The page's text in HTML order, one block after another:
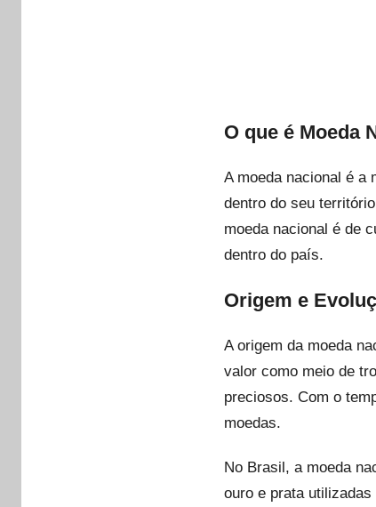
O que é Moeda
A moeda nacional é a
dentro do seu
moeda nacional é de
dentro do país.
Origem e
A origem da moeda
valor como meio de
preciosos. Com o
moedas.
No Brasil, a moeda
ouro e prata